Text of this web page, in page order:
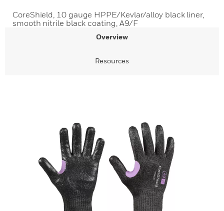
CoreShield, 10 gauge HPPE/Kevlar/alloy black liner,
smooth nitrile black coating, A9/F
Overview
Resources